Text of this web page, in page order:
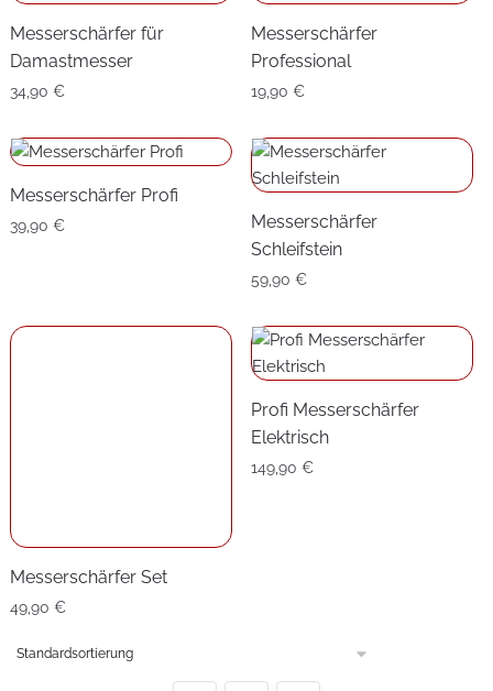
Messerschärfer für
Damastmesser
34,90 €
Messerschärfer
Professional
19,90€
Messerschärfer Profi
39,90 €
Messerschärfer
Schleifstein
59,90€
Profi Messerschärfer
Elektrisch
149,90€
Küchenzubehör ist ein wichtiger Bestandteil jeder